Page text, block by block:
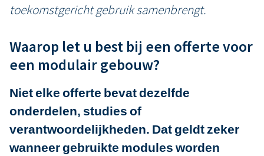
toekomstgericht gebruik samenbrengt.
Waarop let u best bij een offerte voor
een modulair gebouw?
Niet elke offerte bevat dezelfde
onderdelen, studies of
verantwoordelijkheden. Dat geldt zeker
wanneer gebruikte modules worden